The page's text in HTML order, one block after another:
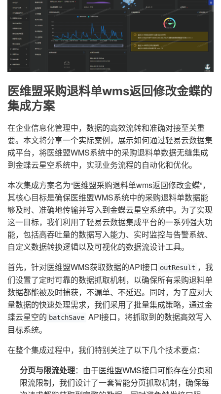
医维盟采购退料单wms返回修改金蝶的
集成方案
在企业信息化管理中，数据的高效流转和准确对接至关重
要。本文将分享一个实际案例，展示如何通过轻易云数据集
成平台，将医维盟WMS系统中的采购退料单数据无缝集成
到金蝶云星空系统中，实现业务流程的自动化和优化。
本次集成方案名为“医维盟采购退料单wms返回修改金蝶”，
其核心目标是确保医维盟WMS系统中的采购退料单数据能
够及时、准确地传输并写入到金蝶云星空系统中。为了实现
这一目标，我们利用了轻易云数据集成平台的一系列强大功
能，包括高吞吐量的数据写入能力、实时监控与告警系统、
自定义数据转换逻辑以及可视化的数据流设计工具。
首先，针对医维盟WMS获取数据的API接口 outResult ，我
们设置了定时可靠的数据抓取机制，以确保所有采购退料单
数据都能被及时捕获，不漏单、不延迟。同时，为了应对大
量数据的快速处理需求，我们采用了批量集成策略，通过金
蝶云星空的 batchSave API接口，将抓取到的数据高效写入
目标系统。
在整个集成过程中，我们特别关注了以下几个技术要点：
分页与限流处理：由于医维盟WMS接口可能存在分页和
限流限制，我们设计了一套智能分页抓取机制，确保每